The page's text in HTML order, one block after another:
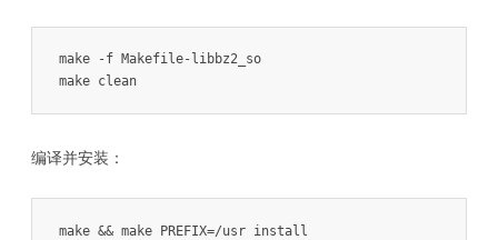
make -f Makefile-libbz2_so
make clean
编译并安装：
make && make PREFIX=/usr install